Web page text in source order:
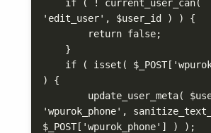
'edit_user', $user_id ) ) {
) {
'wpurok_phone',
$_POST['wpurok_phone'] ) );